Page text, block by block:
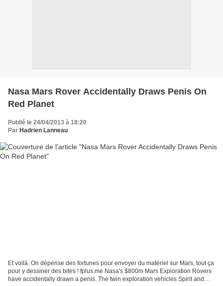
Nasa Mars Rover Accidentally Draws Penis On
Red Planet
Publié le 24/04/2013 à 18:20
Par Hadrien Lanneau
Et voilà. On dépense des fortunes pour envoyer du matériel sur Mars, tout ça
pour y dessiner des bites ! fplus.me Nasa's $800m Mars Exploration Rovers
have accidentally drawn a penis. The twin exploration vehicles Spirit and